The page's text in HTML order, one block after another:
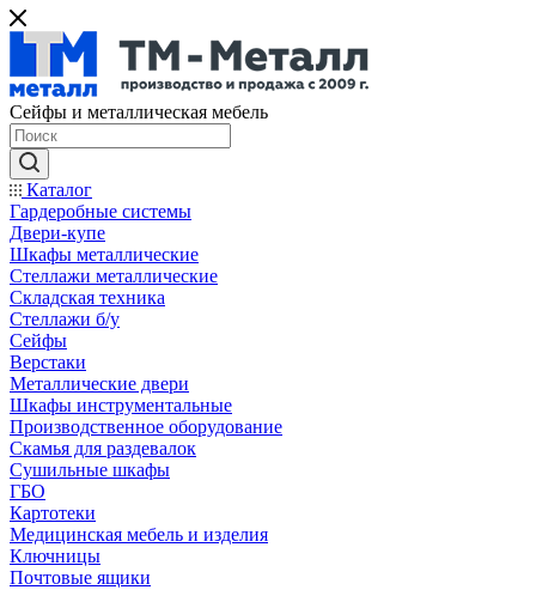
Сейфы и металлическая мебель
Каталог
Гардеробные системы
Двери-купе
Шкафы металлические
Стеллажи металлические
Складская техника
Стеллажи б/у
Сейфы
Верстаки
Металлические двери
Шкафы инструментальные
Производственное оборудование
Скамья для раздевалок
Сушильные шкафы
ГБО
Картотеки
Медицинская мебель и изделия
Ключницы
Почтовые ящики